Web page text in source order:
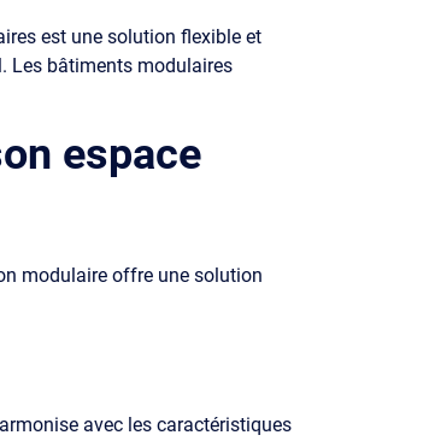
est une solution flexible et
Les bâtiments modulaires
espace
modulaire offre une solution
avec les caractéristiques